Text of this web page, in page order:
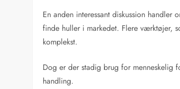
En anden interessant diskussion
finde huller i markedet. Flere værktøjer,
komplekst.
Dog er der stadig brug for menneskelig
handling.